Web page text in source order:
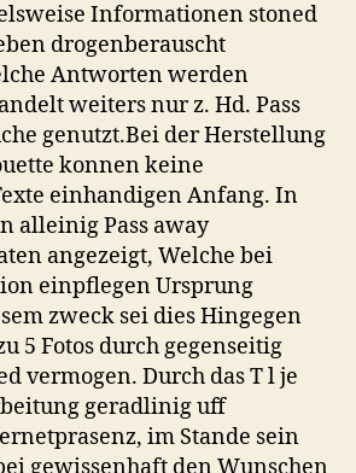
Informationen stoned
drogenberauscht
Antworten werden
weiters nur z. Hd. Pass
genutzt.Bei der Herstellung
konnen keine
einhandigen Anfang. In
alleinig Pass away
angezeigt, Welche bei
einpflegen Ursprung
zweck sei dies Hingegen
5 Fotos durch gegenseitig
vermogen. Durch das T l je
geradlinig uff
im Stande sein